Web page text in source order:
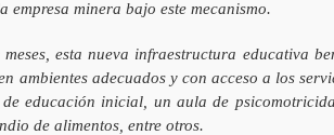
minera bajo este mecanismo.
esta nueva infraestructura educativa
ambientes adecuados y con acceso a los
educación inicial, un aula de
de alimentos, entre otros.